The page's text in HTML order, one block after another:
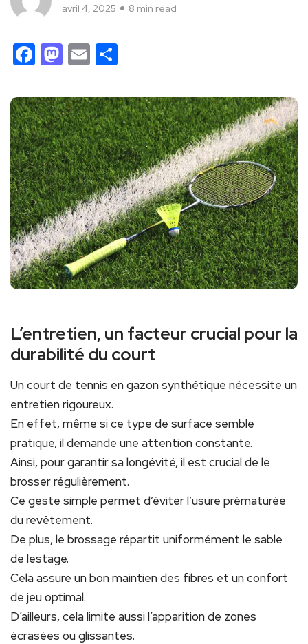
avril 4, 2025 8 min read
Facebook
Mastodon
Email
L’entretien, un facteur crucial pour la
durabilité du court
Un court de tennis en gazon synthétique nécessite un
entretien rigoureux.
En effet, même si ce type de surface semble
pratique, il demande une attention constante.
Ainsi, pour garantir sa longévité, il est crucial de le
brosser régulièrement.
Ce geste simple permet d’éviter l’usure prématurée
du revêtement.
De plus, le brossage répartit uniformément le sable
de lestage.
Cela assure un bon maintien des fibres et un confort
de jeu optimal.
D’ailleurs, cela limite aussi l’apparition de zones
écrasées ou glissantes.